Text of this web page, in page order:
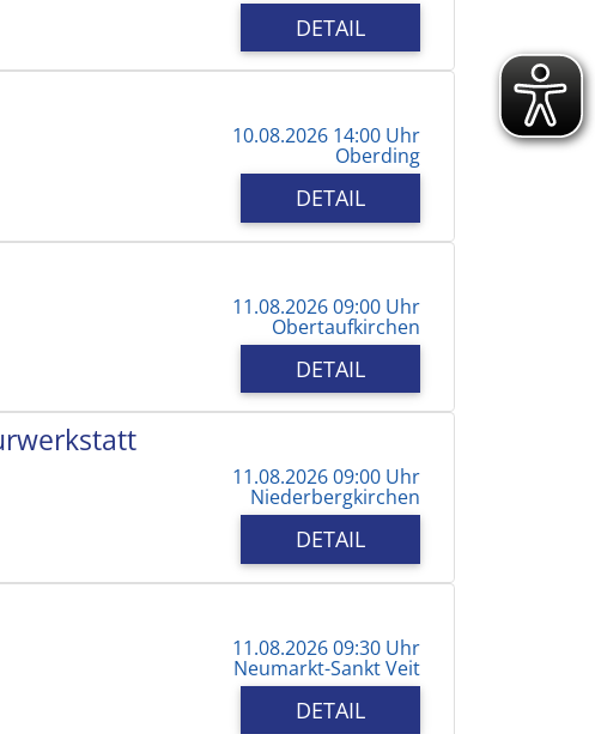
DETAIL
10.08.2026 14:00 Uhr
Oberding
DETAIL
11.08.2026 09:00 Uhr
Obertaufkirchen
DETAIL
11.08.2026 09:00 Uhr
Niederbergkirchen
DETAIL
11.08.2026 09:30 Uhr
Neumarkt-Sankt Veit
DETAIL